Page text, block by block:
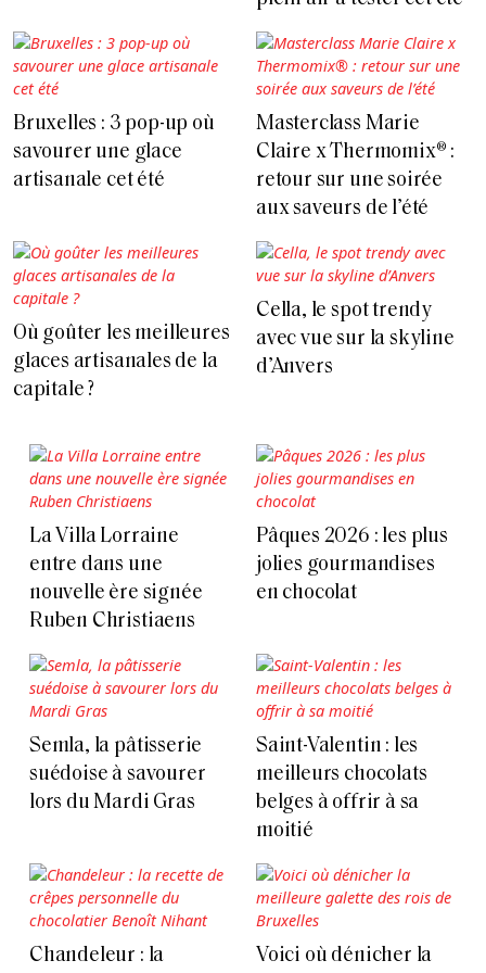
Bruxelles : 3 pop-up où
savourer une glace
artisanale cet été
Masterclass Marie
Claire x Thermomix® :
retour sur une soirée
aux saveurs de l’été
Où goûter les meilleures
glaces artisanales de la
capitale ?
Cella, le spot trendy
avec vue sur la skyline
d’Anvers
La Villa Lorraine
entre dans une
nouvelle ère signée
Ruben Christiaens
Pâques 2026 : les plus
jolies gourmandises
en chocolat
Semla, la pâtisserie
suédoise à savourer
lors du Mardi Gras
Saint-Valentin : les
meilleurs chocolats
belges à offrir à sa
moitié
Chandeleur : la
Voici où dénicher la